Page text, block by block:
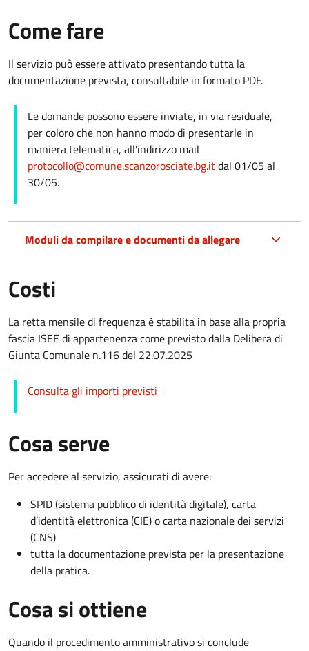
Come fare
Il servizio può essere attivato presentando tutta la
documentazione prevista, consultabile in formato PDF.
Le domande possono essere inviate, in via residuale,
per coloro che non hanno modo di presentarle in
maniera telematica, all'indirizzo mail
protocollo@comune.scanzorosciate.bg.itdal 01/05 al
30/05.
Moduli da compilare e documenti da allegare
Costi
La retta mensile di frequenza è stabilita in base alla propria
fascia ISEE di appartenenza come previsto dalla Delibera di
Giunta Comunale n.116 del 22.07.2025
Consulta gli importi previsti
Cosa serve
Per accedere al servizio, assicurati di avere:
SPID (sistema pubblico di identità digitale), carta
d’identità elettronica (CIE) o carta nazionale dei servizi
(CNS)
tutta la documentazione prevista per la presentazione
della pratica.
Cosa si ottiene
Quando il procedimento amministrativo si conclude